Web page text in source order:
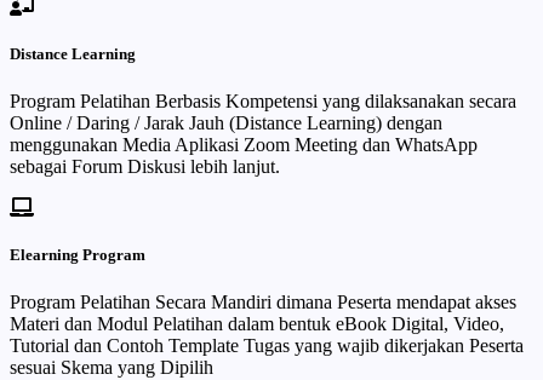
Distance Learning
Program Pelatihan Berbasis Kompetensi yang dilaksanakan secara
Online / Daring / Jarak Jauh (Distance Learning) dengan
menggunakan Media Aplikasi Zoom Meeting dan WhatsApp
sebagai Forum Diskusi lebih lanjut.
Elearning Program
Program Pelatihan Secara Mandiri dimana Peserta mendapat akses
Materi dan Modul Pelatihan dalam bentuk eBook Digital, Video,
Tutorial dan Contoh Template Tugas yang wajib dikerjakan Peserta
sesuai Skema yang Dipilih